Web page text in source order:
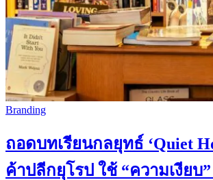
Branding
ถอดบทเรียนกลยุทธ์ ‘Quiet
ค้าปลีกยุโรป ใช้ “ความเงียบ